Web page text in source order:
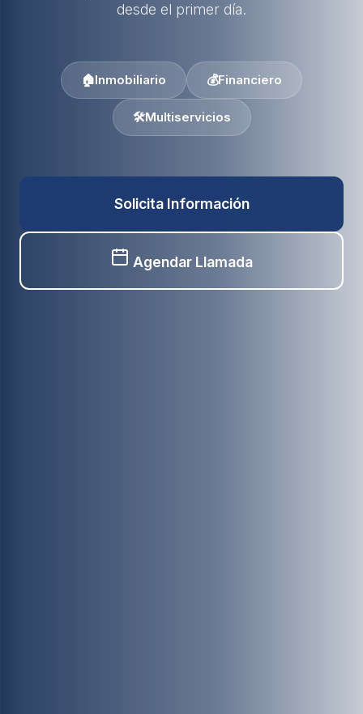
desde el primer día.
🏠Inmobiliario 💰Financiero
🛠️Multiservicios
Solicita Información
Agendar Llamada